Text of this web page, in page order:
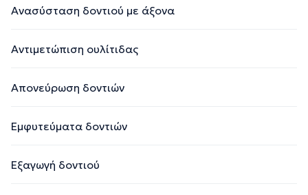
Ανασύσταση δοντιού με άξονα
Αντιμετώπιση ουλίτιδας
Απονεύρωση δοντιών
Εμφυτεύματα δοντιών
Εξαγωγή δοντιού